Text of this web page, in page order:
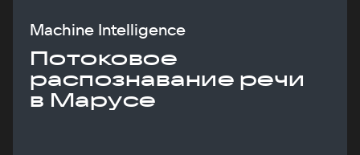
Machine Intelligence
Потоковое
распознавание речи
в Марусе